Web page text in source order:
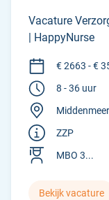
Vacature
| HappyNurse
€ 2663 - €
8 - 36 uur
Middenmeer
ZZP
MBO 3...
Bekijk vacature